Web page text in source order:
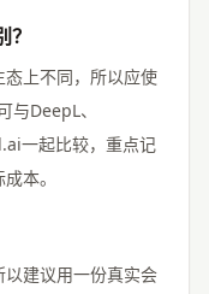
上不同，所以应使
DeepL、
一起比较，重点记
本。
建议用一份真实会